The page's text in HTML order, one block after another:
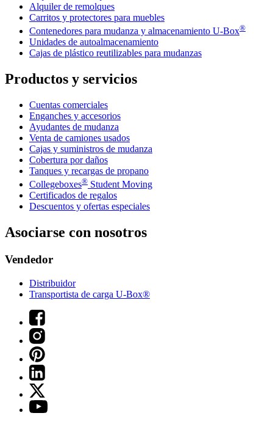
Alquiler de remolques
Carritos y protectores para muebles
Contenedores para mudanza y almacenamiento U-Box®
Unidades de autoalmacenamiento
Cajas de plástico reutilizables para mudanzas
Productos y servicios
Cuentas comerciales
Enganches y accesorios
Ayudantes de mudanza
Venta de camiones usados
Cajas y suministros de mudanza
Cobertura por daños
Tanques y recargas de propano
Collegeboxes® Student Moving
Certificados de regalos
Descuentos y ofertas especiales
Asociarse con nosotros
Vendedor
Distribuidor
Transportista de carga U-Box®